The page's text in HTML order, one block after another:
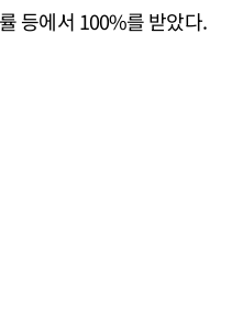
등에서 100%를 받았다.